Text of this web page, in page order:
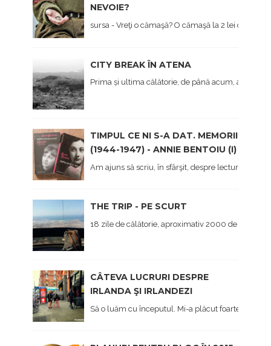
NEVOIE?
sursa - Vreţi o cămaşă? O cămaşă la 2 lei dau... -
CITY BREAK ÎN ATENA
Prima și ultima călătorie, de până acum, a
TIMPUL CE NI S-A DAT. MEMORII
(1944-1947) - ANNIE BENTOIU (I)
Am ajuns să scriu, în sfârşit, despre lectura mea
THE TRIP - PE SCURT
18 zile de călătorie, aproximativ 2000 de
CÂTEVA LUCRURI DESPRE
IRLANDA ŞI IRLANDEZI
Să o luăm cu începutul. Mi-a plăcut foarte mult